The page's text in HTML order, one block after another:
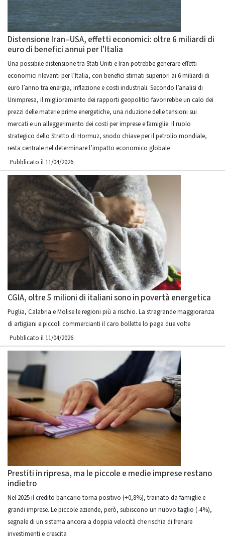
Distensione Iran–USA, effetti economici: oltre 6 miliardi di
euro di benefici annui per l’Italia
Una possibile distensione tra Stati Uniti e Iran potrebbe generare effetti
economici rilevanti per l’Italia, con benefici stimati superiori ai 6 miliardi di
euro l’anno tra energia, inflazione e costi industriali. Secondo l’analisi di
Unimpresa, il miglioramento dei rapporti geopolitici favorirebbe un calo dei
prezzi delle materie prime energetiche, una riduzione delle tensioni sui
mercati e un alleggerimento dei costi per imprese e famiglie. Il ruolo
strategico dello Stretto di Hormuz, snodo chiave per il petrolio mondiale,
resta centrale nel determinare l’impatto economico globale
Pubblicato il 11/04/2026
CGIA, oltre 5 milioni di italiani sono in povertà energetica
Puglia, Calabria e Molise le regioni più a rischio. La stragrande maggioranza
di artigiani e piccoli commercianti il caro bollette lo paga due volte
Pubblicato il 11/04/2026
Prestiti in ripresa, ma le piccole e medie imprese restano
indietro
Nel 2025 il credito bancario torna positivo (+0,8%), trainato da famiglie e
grandi imprese. Le piccole aziende, però, subiscono un nuovo taglio (-4%),
segnale di un sistema ancora a doppia velocità che rischia di frenare
investimenti e crescita